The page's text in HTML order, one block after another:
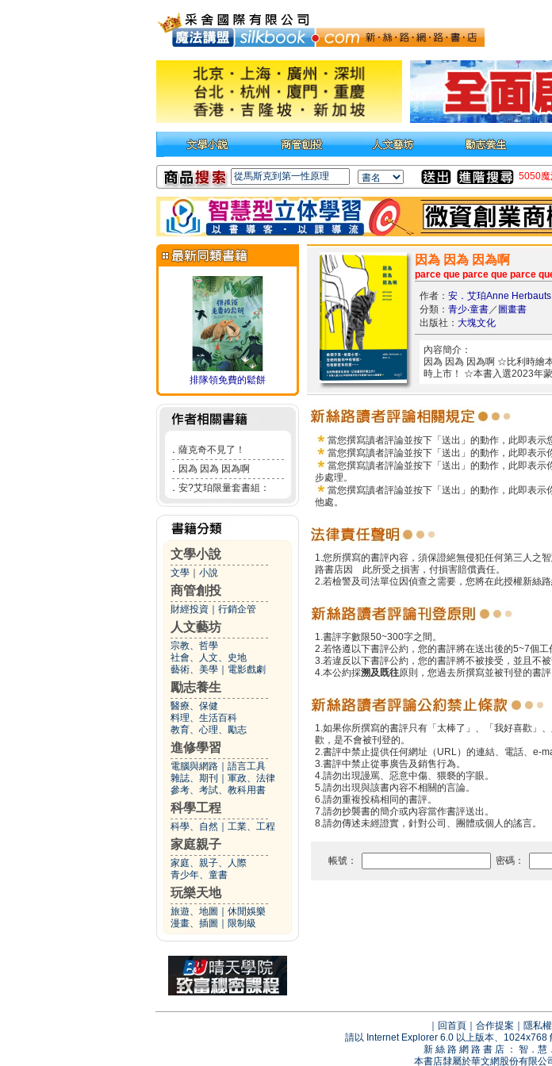
5050
排隊領免費的鬆餅
． 薩克奇不見了！
． 因為 因為 因為啊
． 安?艾珀限量套書組：
文學小說
文學 小說
商管創投
財經投資 行銷企管
人文藝坊
宗教、哲學
社會、人文、史地
藝術、美學
電影戲劇
勵志養生
醫療、保健
料理、生活百科
教育、心理、勵志
進修學習
電腦與網路
語言工具
雜誌、期刊
軍政、法律
參考、考試、教科用書
科學工程
科學、自然 工業、工程
家庭親子
家庭、親子、人際
青少年、童書
玩樂天地
旅遊、地圖
休閒娛樂
漫畫、插圖
限制級
因為 因為 因為啊
parce que parce que parce
作者： 安．艾珀Anne Herbauts
分類： 青少‧童書／ 圖畫書
出版社： 大塊文化
內容簡介：
因為 因為 因為啊 ☆比利時繪
時上市！ ☆本書入選2023年
當您撰寫讀者評論並按下「送出」的動作，此即表示
當您撰寫讀者評論並按下「送出」的動作，此即表示
當您撰寫讀者評論並按下「送出」的動作，此即表
步處理。
當您撰寫讀者評論並按下「送出」的動作，此即表
他處。
1.您所撰寫的書評內容，須保證絕無侵犯任何第三人之
路書店因 此所受之損害，付損害賠償責任。
2.若檢警及司法單位因偵查之需要，您將在此授權新絲
1.書評字數限50~300字之間。
2.若恪遵以下書評公約，您的書評將在送出後的5~7個工
3.若違反以下書評公約，您的書評將不被接受，並且不被
4.本公約採溯及既往原則，您過去所撰寫並被刊登的書評
1.如果你所撰寫的書評只有「太棒了」、「我好喜歡」
歡，是不會被刊登的。
2.書評中禁止提供任何網址（URL）的連結、電話、e-
3.書評中禁止從事廣告及銷售行為。
4.請勿出現謾罵、惡意中傷、猥褻的字眼。
5.請勿出現與該書內容不相關的言論。
6.請勿重複投稿相同的書評。
7.請勿抄襲書的簡介或內容當作書評送出。
8.請勿傳述未經證實，針對公司、團體或個人的謠言。
帳號： 密碼：
回首頁 合作提案 隱私
請以 Internet Explorer 6.0 以上版本、1024x768
新 絲 路 網 路 書 店 ： 智．慧
本書店隸屬於華文網股份有限公